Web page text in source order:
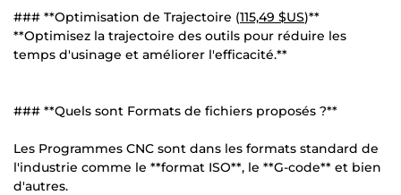
### **Optimisation de Trajectoire (115,49 $US)**
**Optimisez la trajectoire des outils pour réduire les
temps d'usinage et améliorer l'efficacité.**
### **Quels sont Formats de fichiers proposés ?**
Les Programmes CNC sont dans les formats standard de
l'industrie comme le **format ISO**, le **G-code** et bien
d'autres.